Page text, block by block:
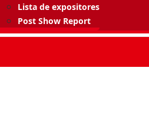
Lista de expositores
Post Show Report